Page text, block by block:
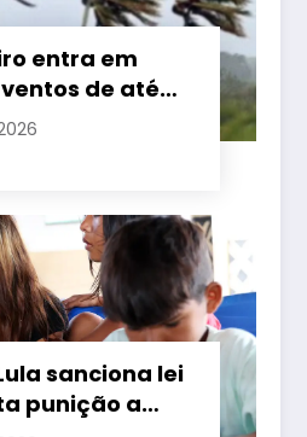
entra em
de até
avanço de
a
sanciona lei
punição a